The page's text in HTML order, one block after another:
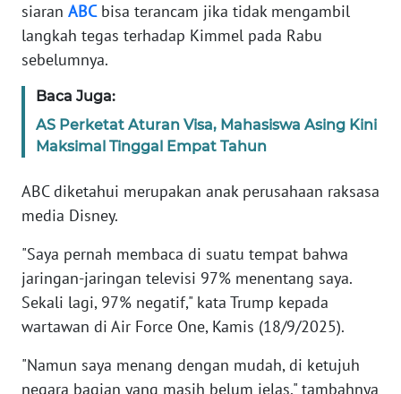
siaran ABCbisa terancam jika tidak mengambil
langkah tegas terhadap Kimmel pada Rabu
sebelumnya.
Baca Juga:
AS Perketat Aturan Visa, Mahasiswa Asing Kini
Maksimal Tinggal Empat Tahun
ABC diketahui merupakan anak perusahaan raksasa
media Disney.
"Saya pernah membaca di suatu tempat bahwa
jaringan-jaringan televisi 97% menentang saya.
Sekali lagi, 97% negatif," kata Trump kepada
wartawan di Air Force One, Kamis (18/9/2025).
"Namun saya menang dengan mudah, di ketujuh
negara bagian yang masih belum jelas," tambahnya
PEDOMAN
MEDIA
REDAKSI
DISCLAIMER
Wahana
News
Regional
SUMUT